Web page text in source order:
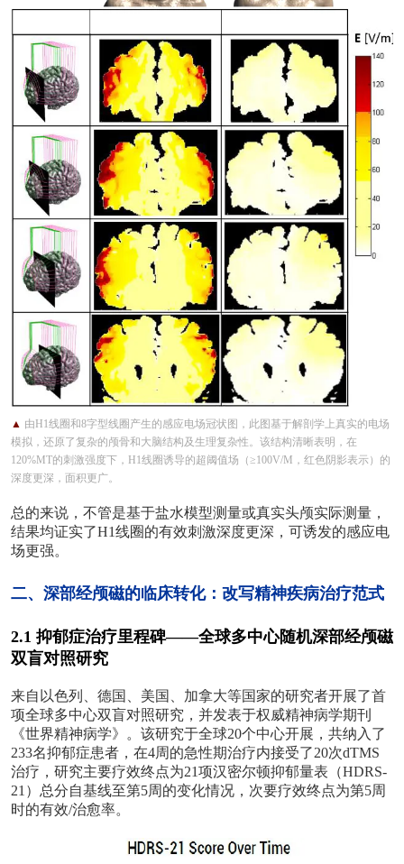
▲ 由 H1线圈和8字型线圈产生的感应电场冠状图，此图基于解剖学上真实的电场
模拟，还原了复杂的颅骨和大脑结构及生理复杂性。该结构清晰表明，在
120%MT的刺激强度下，H1线圈诱导的超阈值场（≥100V/M，红色阴影表示）的
深度更深，面积更广。
总的来说，不管是基于盐水模型测量或真实头颅实际测量，
结果均证实了H1线圈的有效刺激深度更深，可诱发的感应电
场更强。
二、深部经颅磁的临床转化：改写精神疾病治疗范式
2.1 抑郁症治疗里程碑——全球多中心随机深部经颅磁
双盲对照研究
来自以色列、德国、美国、加拿大等国家的研究者开展了首
项全球多中心双盲对照研究，并发表于权威精神病学期刊
《世界精神病学》。该研究于全球20个中心开展，共纳入了
233名抑郁症患者，在4周的急性期治疗内接受了20次dTMS
治疗，研究主要疗效终点为21项汉密尔顿抑郁量表（HDRS-
21）总分自基线至第5周的变化情况，次要疗效终点为第5周
时的有效/治愈率。